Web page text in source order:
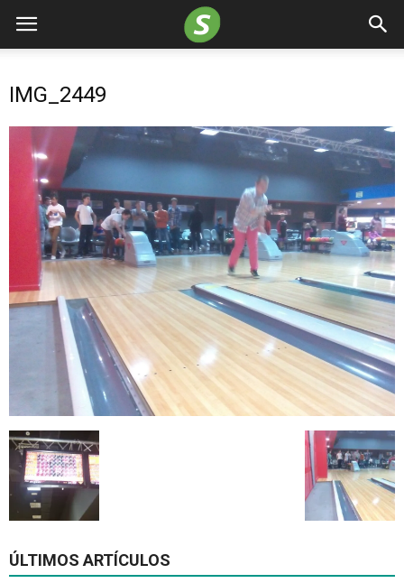
IMG_2449
ÚLTIMOS ARTÍCULOS